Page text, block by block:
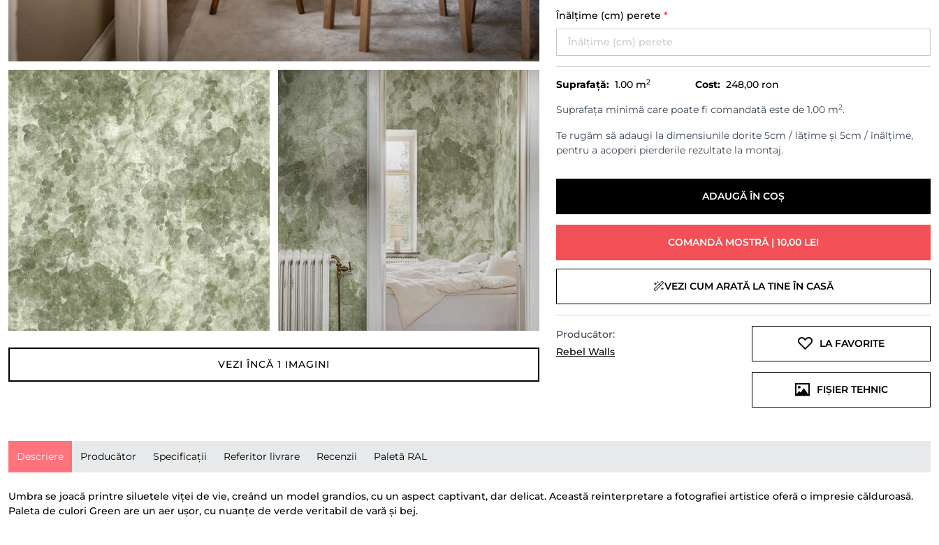
VEZI ÎNCĂ 1 IMAGINI
Înălțime (cm) perete *
Suprafață: 1.00 m2 Cost: 248,00 ron
Suprafața minimă care poate fi comandată este de 1.00 m2.
Te rugăm să adaugi la dimensiunile dorite 5cm / lățime și 5cm / înălțime,
pentru a acoperi pierderile rezultate la montaj.
ADAUGĂ ÎN COȘ
COMANDĂ MOSTRĂ | 10,00 LEI
VEZI CUM ARATĂ LA TINE ÎN CASĂ
Producător:
Rebel Walls
LA FAVORITE
FIȘIER TEHNIC
Descriere Producător Specificații Referitor livrare Recenzii Paletă RAL
Umbra se joacă printre siluetele viței de vie, creând un model grandios, cu un aspect captivant, dar delicat. Această reinterpretare a fotografiei artistice oferă o impresie călduroasă.
Paleta de culori Green are un aer ușor, cu nuanțe de verde veritabil de vară și bej.